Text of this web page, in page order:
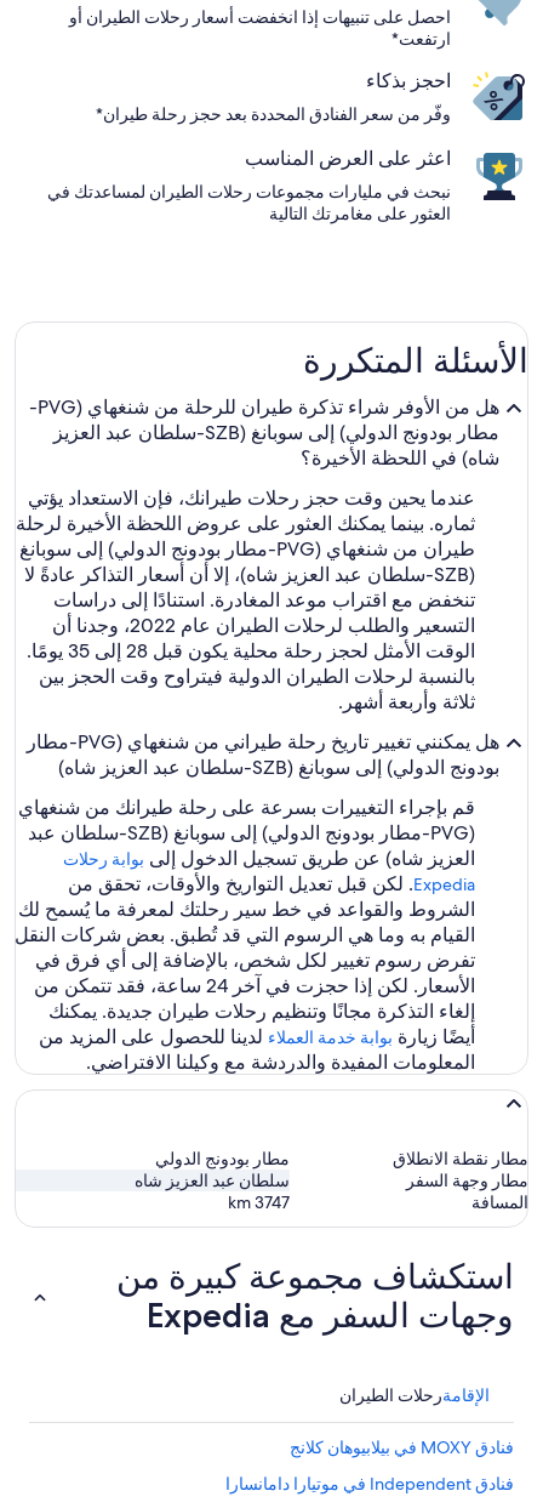
احصل على تنبيهات إذا انخفضت أسعار رحلات الطيران أو
ارتفعت*
احجز بذكاء
وفّر من سعر الفنادق المحددة بعد حجز رحلة طيران*
اعثر على العرض المناسب
نبحث في مليارات مجموعات رحلات الطيران لمساعدتك في
العثور على مغامرتك التالية
الأسئلة المتكررة
هل من الأوفر شراء تذكرة طيران للرحلة من شنغهاي (PVG-
مطار بودونج الدولي) إلى سوبانغ (SZB-سلطان عبد العزيز
شاه) في اللحظة الأخيرة؟
عندما يحين وقت حجز رحلات طيرانك، فإن الاستعداد يؤتي
ثماره. بينما يمكنك العثور على عروض اللحظة الأخيرة لرحلة
طيران من شنغهاي (PVG-مطار بودونج الدولي) إلى سوبانغ
(SZB-سلطان عبد العزيز شاه)، إلا أن أسعار التذاكر عادةً لا
تنخفض مع اقتراب موعد المغادرة. استنادًا إلى دراسات
التسعير والطلب لرحلات الطيران عام 2022، وجدنا أن
الوقت الأمثل لحجز رحلة محلية يكون قبل 28 إلى 35 يومًا.
بالنسبة لرحلات الطيران الدولية فيتراوح وقت الحجز بين
ثلاثة وأربعة أشهر.
هل يمكنني تغيير تاريخ رحلة طيراني من شنغهاي (PVG-مطار
بودونج الدولي) إلى سوبانغ (SZB-سلطان عبد العزيز شاه)
قم بإجراء التغييرات بسرعة على رحلة طيرانك من شنغهاي
(PVG-مطار بودونج الدولي) إلى سوبانغ (SZB-سلطان عبد
العزيز شاه) عن طريق تسجيل الدخول إلى بوابة رحلات
Expedia‏. لكن قبل تعديل التواريخ والأوقات، تحقق من
الشروط والقواعد في خط سير رحلتك لمعرفة ما يُسمح لك
القيام به وما هي الرسوم التي قد تُطبق. بعض شركات النقل
تفرض رسوم تغيير لكل شخص، بالإضافة إلى أي فرق في
الأسعار. لكن إذا حجزت في آخر 24 ساعة، فقد تتمكن من
إلغاء التذكرة مجانًا وتنظيم رحلات طيران جديدة. يمكنك
أيضًا زيارة بوابة خدمة العملاء لدينا للحصول على المزيد من
المعلومات المفيدة والدردشة مع وكيلنا الافتراضي.
مطار نقطة الانطلاق
مطار بودونج الدولي
مطار وجهة السفر
سلطان عبد العزيز شاه
المسافة
3747
km
استكشاف مجموعة كبيرة من
وجهات السفر مع Expedia
الإقامةرحلات الطيران
فنادق MOXY في بيلابيوهان كلانج
فنادق Independent في موتيارا دامانسارا